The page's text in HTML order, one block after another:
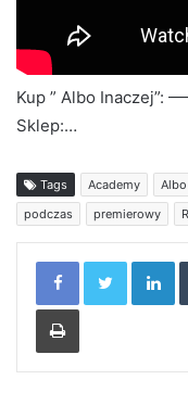
Kup ” Albo Inaczej”:
Sklep:…
Tags Academy Albo
podczas
premierowy
Print